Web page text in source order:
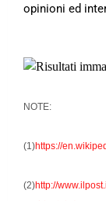
opinioni ed
NOTE:
(1)https://
(2)http://